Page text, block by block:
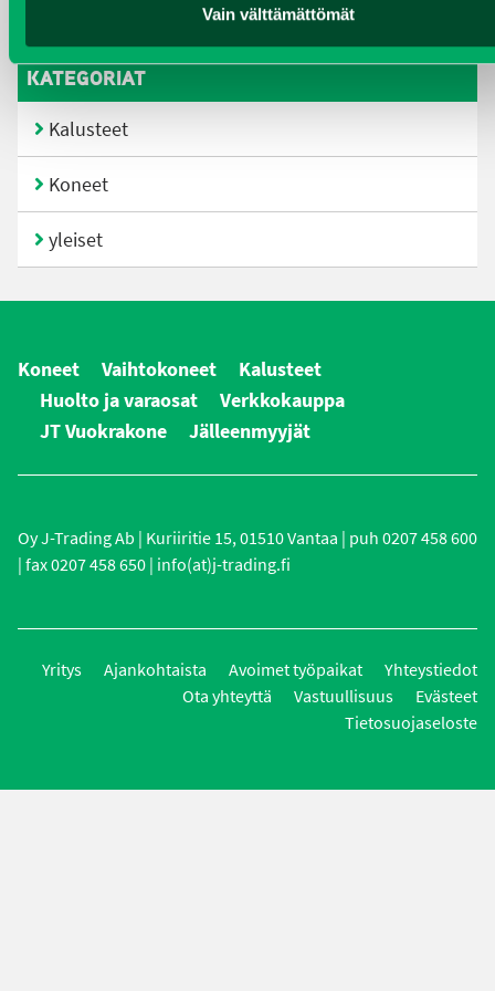
Vain välttämättömät
KATEGORIAT
Kalusteet
Koneet
yleiset
Koneet Vaihtokoneet
Kalusteet
Huolto ja varaosat
Verkkokauppa
JT Vuokrakone
Jälleenmyyjät
Oy J-Trading Ab | Kuriiritie 15, 01510 Vantaa | puh 0207 458 600
| fax 0207 458 650 | info(at)j-trading.fi
Yritys Ajankohtaista Avoimet työpaikat
Yhteystiedot
Ota yhteyttä
Vastuullisuus
Evästeet
Tietosuojaseloste